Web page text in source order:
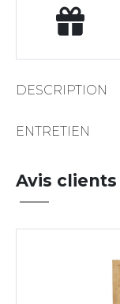
DESCRIPTION
ENTRETIEN
Avis clients